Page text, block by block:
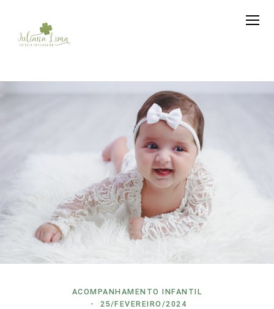
ACOMPANHAMENTO INFANTIL
25/FEVEREIRO/2024